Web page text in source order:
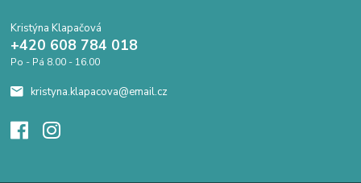
Kristýna Klapačová
+420 608 784 018
Po - Pá 8.00 - 16.00
kristyna.klapacova@email.cz